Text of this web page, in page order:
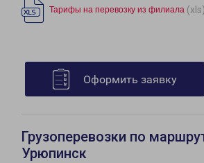
Тарифы на перевозку из филиала (xls)
Оформить заявку
Грузоперевозки по
Урюпинск